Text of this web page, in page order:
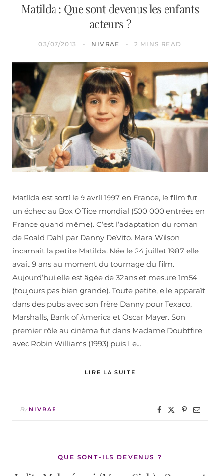
Matilda : Que sont devenus les enfants
acteurs ?
03/07/2013 NIVRAE 2 MINS READ
Matilda est sorti le 9 avril 1997 en France, le film fut
un échec au Box Office mondial (500 000 entrées en
France quand même). C’est l’adaptation du roman
de Roald Dahl par Danny DeVito. Mara Wilson
incarnait la petite Matilda. Née le 24 juillet 1987 elle
avait 9 ans au moment du tournage du film.
Aujourd’hui elle est âgée de 32ans et mesure 1m54
(toujours pas bien grande). Toute petite, elle apparaît
dans des pubs avec son frère Danny pour Texaco,
Marshalls, Bank of America et Oscar Mayer. Son
premier rôle au cinéma fut dans Madame Doubtfire
avec Robin Williams (1993) puis Le…
LIRE LA SUITE
By NIVRAE
QUE SONT-ILS DEVENUS ?